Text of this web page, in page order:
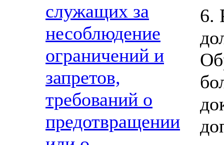
служащих за
несоблюдение
ограничений и
запретов,
требований о
предотвращении
6.